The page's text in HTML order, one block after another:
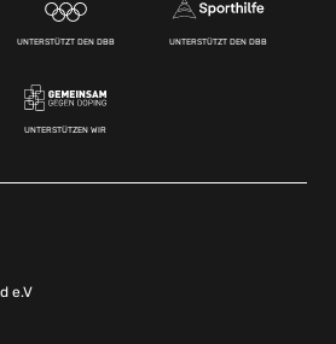
UNTERSTÜTZT DEN DBB UNTERSTÜTZT DEN DBB
UNTERSTÜTZEN WIR
e.V